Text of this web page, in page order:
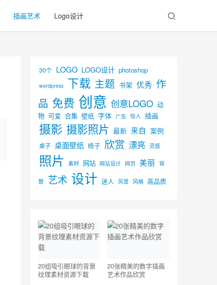
插画艺术 Logo设计
30个 LOGO LOGO设计 photoshop
wordpress 下载 主题 书架 优秀 作
品 免费 创意 创意LOGO 动
物 可爱 合集 壁纸 字体 广告 惊人 插画
摄影 摄影照片 最新 来自 案例
桌子 桌面壁纸 椅子 欣赏 漂亮 灵感
照片 素材 网站 网站设计 网页 美丽 背
景 艺术 设计 迷人 风景 风格 高品质
20组吸引眼球的背景
纹理素材资源下载
20张精美的数字插画
艺术作品欣赏